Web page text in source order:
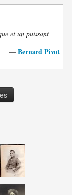
et un puissant
— Bernard Pivot